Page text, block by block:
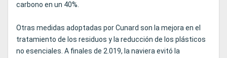
carbono en un 40%.
Otras medidas adoptadas por Cunard son la mejora en el
tratamiento de los residuos y la reducción de los plásticos
no esenciales. A finales de 2.019, la naviera evitó la